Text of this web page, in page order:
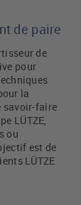
de paire
de
pour
la
savoir-faire
LÜTZE,
ou
est de
LÜTZE